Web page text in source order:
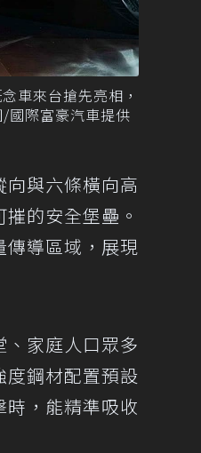
車來台搶先亮相，
國際富豪汽車提供
向與六條橫向高
的安全堡壘。
導區域，展現
家庭人口眾多
鋼材配置預設
，能精準吸收